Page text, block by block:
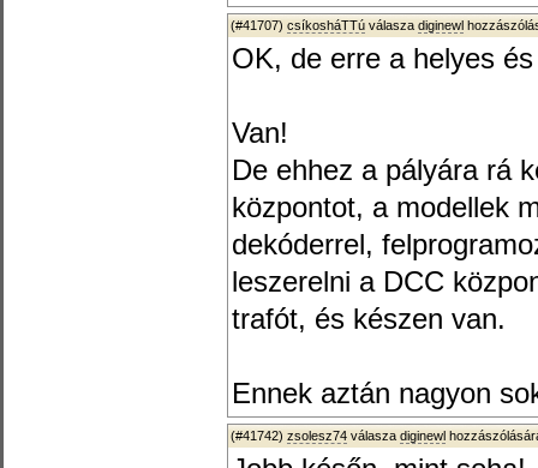
(#41707) csíkosháTTú válasza diginewl
OK, de erre a helyes
Van!
De ehhez a pályára rá
központot, a modellek
dekóderrel,
leszerelni a DCC
trafót, és készen van.
Ennek aztán nagyon
(#41742) zsolesz74 válasza diginewl